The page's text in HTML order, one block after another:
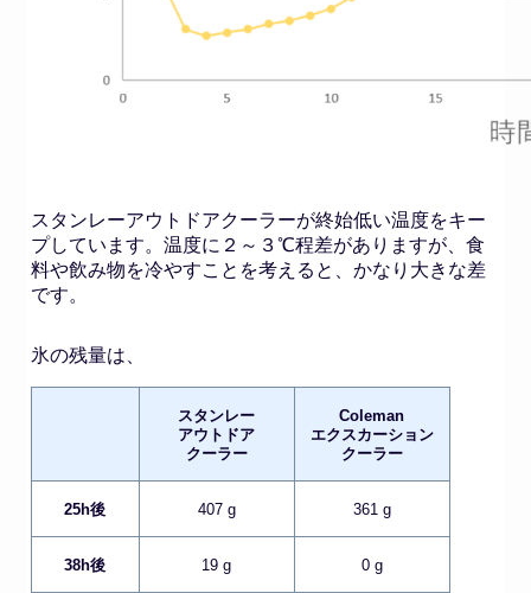
スタンレーアウトドアクーラーが終始低い温度をキー
プしています。温度に２～３℃程差がありますが、食
料や飲み物を冷やすことを考えると、かなり大きな差
です。
氷の残量は、
スタンレー
アウトドア
クーラー
Coleman
エクスカーション
クーラー
25h後 407 g 361 g
38h後 19 g 0 g